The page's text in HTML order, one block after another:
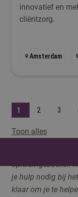
innovatief en
cliëntzorg.
Amsterdam
1 2 3
Toon alles
Op deze pagina
opleidingszoeker.
je hulp nodig bij
klaar om je te